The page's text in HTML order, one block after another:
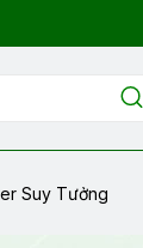
Suy Tưởng